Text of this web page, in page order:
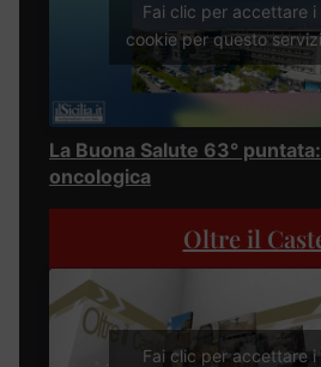
Fai clic per accettare i
cookie per questo
La Buona Salute 63°
oncologica
Oltre il
Fai clic per accettare i